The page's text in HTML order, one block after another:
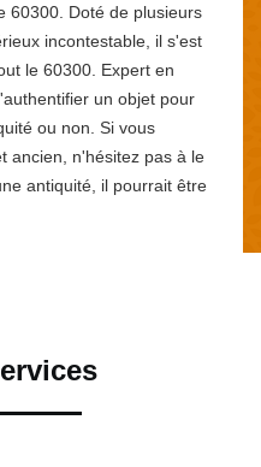
60300. Doté de plusieurs
incontestable, il s'est
le 60300. Expert en
un objet pour
ou non. Si vous
ancien, n'hésitez pas à le
antiquité, il pourrait être